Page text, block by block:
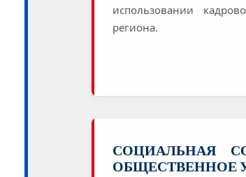
использовании
региона.
СОЦИАЛЬНАЯ
ОБЩЕСТВЕННОЕ